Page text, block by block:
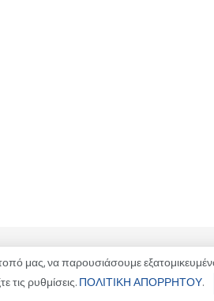
μας, να παρουσιάσουμε
τις ρυθμίσεις.ΠΟΛΙΤΙΚΗ ΑΠΟΡΡΗΤΟΥ.